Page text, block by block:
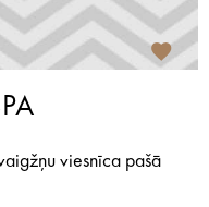
viesnīca pašā